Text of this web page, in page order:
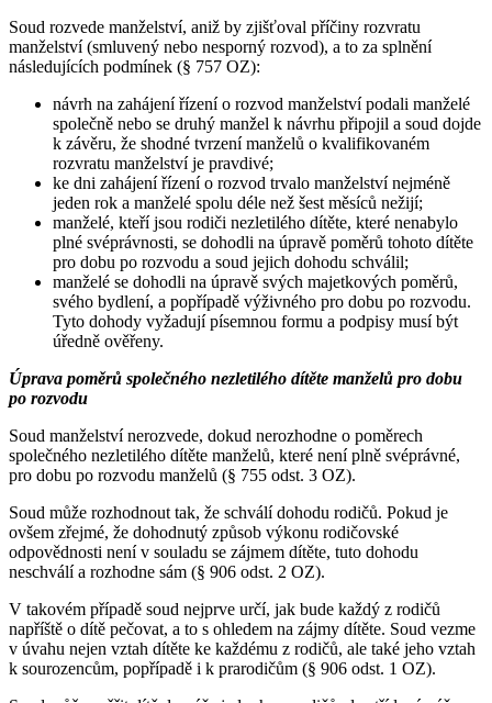
Soud rozvede manželství, aniž by zjišťoval příčiny rozvratu
manželství (smluvený nebo nesporný rozvod), a to za splnění
následujících podmínek (§ 757 OZ):
návrh na zahájení řízení o rozvod manželství podali manželé
společně nebo se druhý manžel k návrhu připojil a soud dojde
k závěru, že shodné tvrzení manželů o kvalifikovaném
rozvratu manželství je pravdivé;
ke dni zahájení řízení o rozvod trvalo manželství nejméně
jeden rok a manželé spolu déle než šest měsíců nežijí;
manželé, kteří jsou rodiči nezletilého dítěte, které nenabylo
plné svéprávnosti, se dohodli na úpravě poměrů tohoto dítěte
pro dobu po rozvodu a soud jejich dohodu schválil;
manželé se dohodli na úpravě svých majetkových poměrů,
svého bydlení, a popřípadě výživného pro dobu po rozvodu.
Tyto dohody vyžadují písemnou formu a podpisy musí být
úředně ověřeny.
Úprava poměrů společného nezletilého dítěte manželů pro dobu
po rozvodu
Soud manželství nerozvede, dokud nerozhodne o poměrech
společného nezletilého dítěte manželů, které není plně svéprávné,
pro dobu po rozvodu manželů (§ 755 odst. 3 OZ).
Soud může rozhodnout tak, že schválí dohodu rodičů. Pokud je
ovšem zřejmé, že dohodnutý způsob výkonu rodičovské
odpovědnosti není v souladu se zájmem dítěte, tuto dohodu
neschválí a rozhodne sám (§ 906 odst. 2 OZ).
V takovém případě soud nejprve určí, jak bude každý z rodičů
napříště o dítě pečovat, a to s ohledem na zájmy dítěte. Soud vezme
v úvahu nejen vztah dítěte ke každému z rodičů, ale také jeho vztah
k sourozencům, popřípadě i k prarodičům (§ 906 odst. 1 OZ).